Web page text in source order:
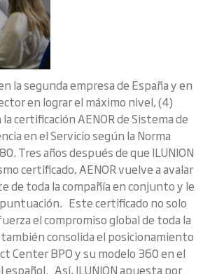
la segunda empresa de España y en
en lograr el máximo nivel, (4)
certificación AENOR de Sistema de
en el Servicio según la Norma
Tres años después de que ILUNION
certificado, AENOR vuelve a avalar
de toda la compañía en conjunto y le
Este certificado no solo
el compromiso global de toda la
consolida el posicionamiento
Center BPO y su modelo 360 en el
español. Así, ILUNION apuesta por